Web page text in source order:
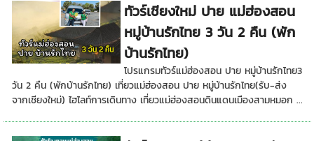
ทัวร์เชียงใหม่ ปาย แม่ฮ่องสอน
หมู่บ้านรักไทย 3 วัน 2 คืน (พัก
บ้านรักไทย)
โปรแกรมทัวร์แม่ฮ่องสอน ปาย หมู่บ้านรักไทย3
วัน 2 คืน (พักบ้านรักไทย) เที่ยวแม่ฮ่องสอน ปาย หมู่บ้านรักไทย(รับ-ส่ง
จากเชียงใหม่) ไฮไลท์การเดินทาง เที่ยวแม่ฮ่องสอนดินแดนเมืองสามหมอก ...